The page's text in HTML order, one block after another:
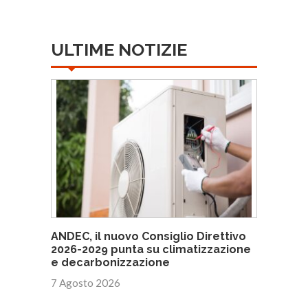
ULTIME NOTIZIE
ANDEC, il nuovo Consiglio Direttivo
2026-2029 punta su climatizzazione
e decarbonizzazione
7 Agosto 2026